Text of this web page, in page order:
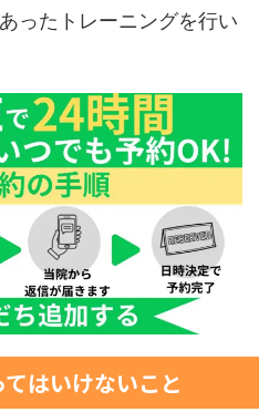
ったトレーニングを行い
はいけないこと